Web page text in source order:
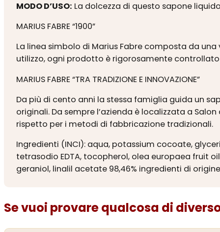
MODO D’USO: La dolcezza di questo sapone
MARIUS FABRE “1900”
La linea simbolo di Marius Fabre composta da
utilizzo, ogni prodotto è rigorosamente
MARIUS FABRE “TRA TRADIZIONE E INNOVAZIONE”
Da più di cento anni la stessa famiglia guida un
originali. Da sempre l’azienda è localizzata a
rispetto per i metodi di fabbricazione tradizionali.
Ingredienti (INCI): aqua, potassium cocoate,
tetrasodio EDTA, tocopherol, olea europaea fruit
geraniol, linalil acetate 98,46% ingredienti di
Se vuoi provare qualcosa di